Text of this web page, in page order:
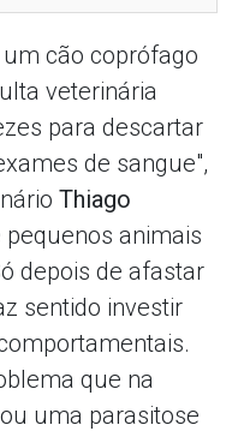
cão coprófago
veterinária
para descartar
de sangue",
Thiago
pequenos animais
depois de afastar
sentido investir
que na
uma parasitose